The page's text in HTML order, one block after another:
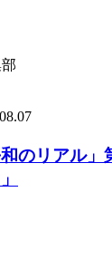
和のリアル